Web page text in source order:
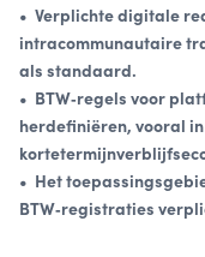
• Verplichte digitale
intracommunautaire
als standaard.
• BTW‑regels voor
herdefiniëren, vooral
• Het
BTW‑registraties